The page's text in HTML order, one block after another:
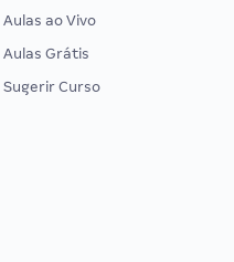
Aulas ao Vivo
Aulas Grátis
Sugerir Curso